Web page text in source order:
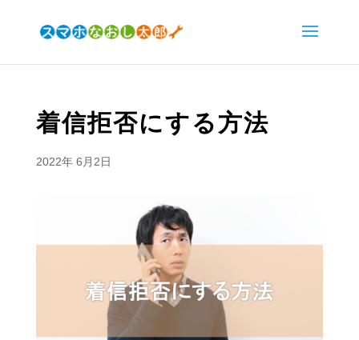
着信拒否にする方法
2022年 6月2日